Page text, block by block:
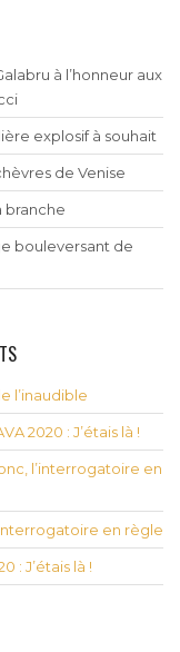
à l’honneur aux
explosif à souhait
de Venise
branche
bouleversant de
l’inaudible
2020 : J’étais là !
l’interrogatoire en
en règle
: J’étais là !